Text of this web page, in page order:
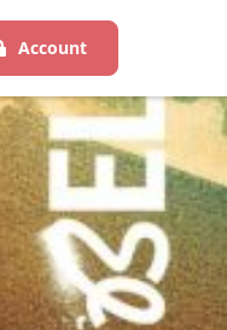
Account